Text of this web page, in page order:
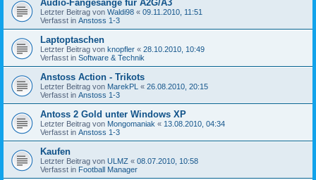
Audio-Fangesänge für A2G/A3
Letzter Beitrag von Waldi98 « 09.11.2010, 11:51
Verfasst in Anstoss 1-3
Laptoptaschen
Letzter Beitrag von knopfler « 28.10.2010, 10:49
Verfasst in Software & Technik
Anstoss Action - Trikots
Letzter Beitrag von MarekPL « 26.08.2010, 20:15
Verfasst in Anstoss 1-3
Antoss 2 Gold unter Windows XP
Letzter Beitrag von Mongomaniak « 13.08.2010, 04:34
Verfasst in Anstoss 1-3
Kaufen
Letzter Beitrag von ULMZ « 08.07.2010, 10:58
Verfasst in Football Manager